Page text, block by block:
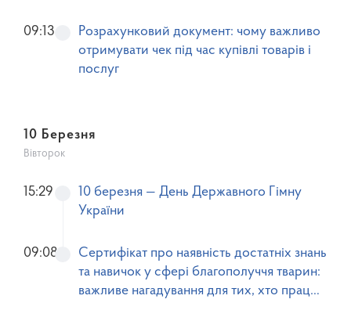
Розрахунковий документ: чому важливо
отримувати чек під час купівлі товарів і
послуг
09:13
10 Березня
Вівторок
10 березня — День Державного Гімну
України
15:29
Сертифікат про наявність достатніх знань
та навичок у сфері благополуччя тварин:
важливе нагадування для тих, хто працює
09:08